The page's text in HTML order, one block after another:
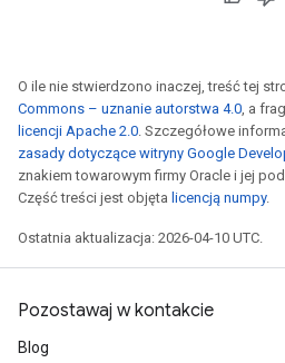
O ile nie stwierdzono inaczej, treść tej
Commons – uznanie autorstwa 4.0, a
licencji Apache 2.0. Szczegółowe
zasady dotyczące witryny Google
znakiem towarowym firmy Oracle i jej
Część treści jest objęta licencją numpy.
Ostatnia aktualizacja: 2026-04-10 UTC.
Pozostawaj w kontakcie
Blog